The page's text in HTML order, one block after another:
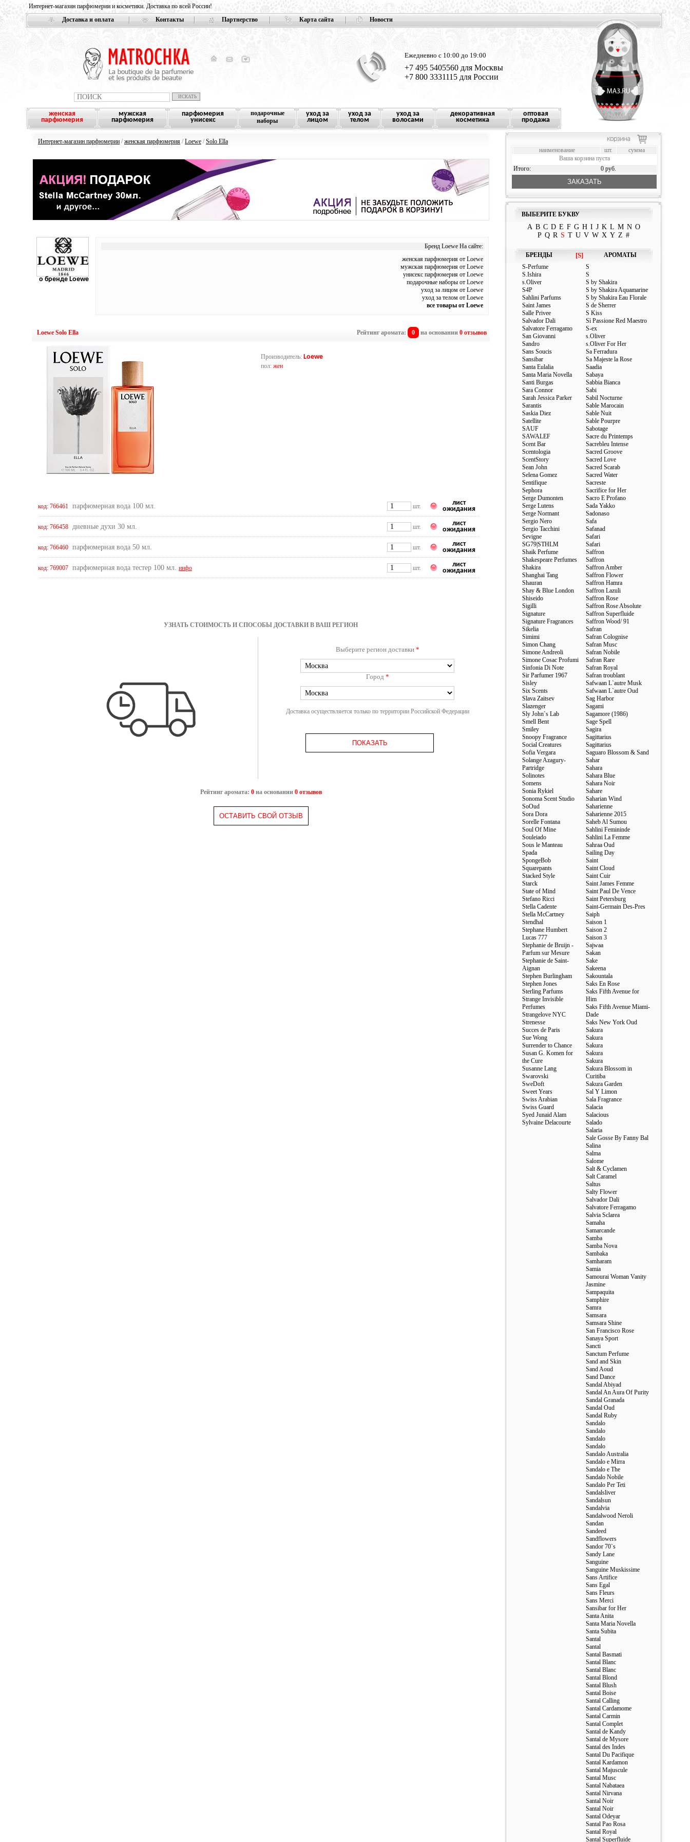
Интернет-магазин парфюмерии и косметики. Доставка по всей России!
Доставка и оплата
Контакты Партнерство Карта сайта Новости
Ежедневно с 10:00 до 19:00
+7 495 5405560 для Москвы
+7 800 3331115 для России
женская
парфюмерия
мужская
парфюмерия
парфюмерия
унисекс
подарочные
наборы
уход за
лицом
уход за
телом
уход за
волосами
декоративная
косметика
оптовая
продажа
Интернет-магазин парфюмерии /женская парфюмерия /Loewe /Solo Ella
о бренде Loewe
Бренд Loewe На сайте:
женская парфюмерия от Loewe
мужская парфюмерия от Loewe
унисекс парфюмерия от Loewe
подарочные наборы от Loewe
уход за лицом от Loewe
уход за телом от Loewe
все товары от Loewe
Loewe Solo Ella Рейтинг аромата: 0 на основании 0 отзывов
Производитель: Loewe
пол: жен
код: 766461 парфюмерная вода 100 мл. шт.
лист
ожидания
код: 766458 дневные духи 30 мл. шт.
лист
ожидания
код: 766460 парфюмерная вода 50 мл. шт.
лист
ожидания
код: 769007 парфюмерная вода тестер 100 мл. инфо шт.
лист
ожидания
УЗНАТЬ СТОИМОСТЬ И СПОСОБЫ ДОСТАВКИ В ВАШ РЕГИОН
Выберите регион доставки *
Город *
Доставка осуществляется только по территории Российской Федерации
ПОКАЗАТЬ
Рейтинг аромата: 0на основании 0 отзывов
ОСТАВИТЬ СВОЙ ОТЗЫВ
наименование шт.
сумма
Ваша корзина пуста
Итого:
0 руб.
ЗАКАЗАТЬ
ВЫБЕРИТЕ БУКВУ
A B C D E F G H I J K L M N O
P Q R S T U V W X Y Z #
БРЕНДЫ [S]
АРОМАТЫ
S-Perfume
S.Ishira
s.Oliver
S4P
Sahlini Parfums
Saint James
Salle Privee
Salvador Dali
Salvatore Ferragamo
San Giovanni
Sandro
Sans Soucis
Sansibar
Santa Eulalia
Santa Maria Novella
Santi Burgas
Sara Connor
Sarah Jessica Parker
Sarantis
Saskia Diez
Satellite
SAUF
SAWALEF
Scent Bar
Scentologia
ScentStory
Sean John
Selena Gomez
Sentifique
Sephora
Serge Dumonten
Serge Lutens
Serge Normant
Sergio Nero
Sergio Tacchini
Sevigne
SG79|STHLM
Shaik Perfume
Shakespeare Perfumes
Shakira
Shanghai Tang
Shauran
Shay & Blue London
Shiseido
Sigilli
Signature
Signature Fragrances
Sikelia
Simimi
Simon Chang
Simone Andreoli
Simone Cosac Profumi
Sinfonia Di Note
Sir Parfumer 1967
Sisley
Six Scents
Slava Zaitsev
Slazenger
Sly John`s Lab
Smell Bent
Smiley
Snoopy Fragrance
Social Creatures
Sofia Vergara
Solange Azagury-
Partridge
Solinotes
Somens
Sonia Rykiel
Sonoma Scent Studio
SoOud
Sora Dora
Sorelle Fontana
Soul Of Mine
Souleiado
Sous le Manteau
Spada
SpongeBob
Squarepants
Stacked Style
Starck
State of Mind
Stefano Ricci
Stella Cadente
Stella McCartney
Stendhal
Stephane Humbert
Lucas 777
Stephanie de Bruijn -
Parfum sur Mesure
Stephanie de Saint-
Aignan
Stephen Burlingham
Stephen Jones
Sterling Parfums
Strange Invisible
Perfumes
Strangelove NYC
Strenesse
Succes de Paris
Sue Wong
Surrender to Chance
Susan G. Komen for
the Cure
Susanne Lang
Swarovski
SweDoft
Sweet Years
Swiss Arabian
Swiss Guard
Syed Junaid Alam
Sylvaine Delacourte
S
S
S by Shakira
S by Shakira Aquamarine
S by Shakira Eau Florale
S de Sherrer
S Kiss
Sì Passione Red Maestro
S-ex
s.Oliver
s.Oliver For Her
Sa Ferradura
Sa Majeste la Rose
Saadia
Sabaya
Sabbia Bianca
Sabi
Sabil Nocturne
Sable Marocain
Sable Nuit
Sable Pourpre
Sabotage
Sacre du Printemps
Sacrebleu Intense
Sacred Groove
Sacred Love
Sacred Scarab
Sacred Water
Sacreste
Sacrifice for Her
Sacro E Profano
Sada Yakko
Sadonaso
Safa
Safanad
Safari
Safari
Saffron
Saffron
Saffron Amber
Saffron Flower
Saffron Hamra
Saffron Lazuli
Saffron Rose
Saffron Rose Absolute
Saffron Superfluide
Saffron Wood/ 91
Safran
Safran Colognise
Safran Musc
Safran Nobile
Safran Rare
Safran Royal
Safran troublant
Safwaan L`autre Musk
Safwaan L`autre Oud
Sag Harbor
Sagami
Sagamore (1986)
Sage Spell
Sagira
Sagittarius
Sagittarius
Saguaro Blossom & Sand
Sahar
Sahara
Sahara Blue
Sahara Noir
Sahare
Saharian Wind
Saharienne
Saharienne 2015
Saheb Al Sumou
Sahlini Femininde
Sahlini La Femme
Sahraa Oud
Sailing Day
Saint
Saint Cloud
Saint Cuir
Saint James Femme
Saint Paul De Vence
Saint Petersburg
Saint-Germain Des-Pres
Saiph
Saison 1
Saison 2
Saison 3
Sajwaa
Sakan
Sake
Sakeena
Sakountala
Saks En Rose
Saks Fifth Avenue for
Him
Saks Fifth Avenue Miami-
Dade
Saks New York Oud
Sakura
Sakura
Sakura
Sakura
Sakura
Sakura Blossom in
Curitiba
Sakura Garden
Sal Y Limon
Sala Fragrance
Salacia
Salacious
Salado
Salaria
Sale Gosse By Fanny Bal
Salina
Salma
Salome
Salt & Cyclamen
Salt Caramel
Saltus
Salty Flower
Salvador Dali
Salvatore Ferragamo
Salvia Sclarea
Samaha
Samarcande
Samba
Samba Nova
Sambaka
Samharam
Samia
Samourai Woman Vanity
Jasmine
Sampaquita
Samphire
Samra
Samsara
Samsara Shine
San Francisco Rose
Sanaya Sport
Sancti
Sanctum Perfume
Sand and Skin
Sand Aoud
Sand Dance
Sandal Abiyad
Sandal An Aura Of Purity
Sandal Granada
Sandal Oud
Sandal Ruby
Sandalo
Sandalo
Sandalo
Sandalo
Sandalo Australia
Sandalo e Mirra
Sandalo e The
Sandalo Nobile
Sandalo Per Teti
Sandalsliver
Sandalsun
Sandalvia
Sandalwood Neroli
Sandan
Sandeed
Sandflowers
Sandor 70`s
Sandy Lane
Sanguine
Sanguine Muskissime
Sans Artifice
Sans Egal
Sans Fleurs
Sans Merci
Sansibar for Her
Santa Anita
Santa Maria Novella
Santa Subita
Santal
Santal
Santal Basmati
Santal Blanc
Santal Blanc
Santal Blond
Santal Blush
Santal Boise
Santal Calling
Santal Cardamome
Santal Carmin
Santal Complet
Santal de Kandy
Santal de Mysore
Santal des Indes
Santal Du Pacifique
Santal Kardamon
Santal Majuscule
Santal Musc
Santal Nabataea
Santal Nirvana
Santal Noir
Santal Noir
Santal Odeyar
Santal Pao Rosa
Santal Royal
Santal Superfluide